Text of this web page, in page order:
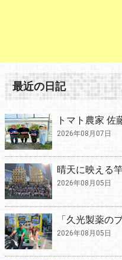
最近の日記
トマト農家 佐
2026年08月07日
晴天に映える
2026年08月05日
「久光製薬の
2026年08月05日